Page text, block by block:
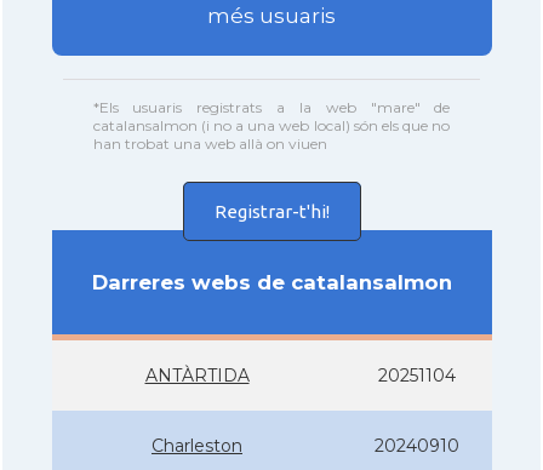
més usuaris
*Els usuaris registrats a la web "mare" de
catalansalmon (i no a una web local) són els que no
han trobat una web allà on viuen
Registrar-t'hi!
Darreres webs de catalansalmon
ANTÀRTIDA 20251104
Charleston 20240910